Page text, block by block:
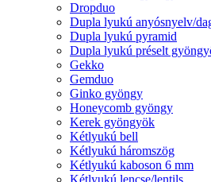
Dropduo
Dupla lyukú anyósnyelv/
Dupla lyukú pyramid
Dupla lyukú préselt
Gekko
Gemduo
Ginko gyöngy
Honeycomb gyöngy
Kerek gyöngyök
Kétlyukú bell
Kétlyukú háromszög
Kétlyukú kaboson 6 mm